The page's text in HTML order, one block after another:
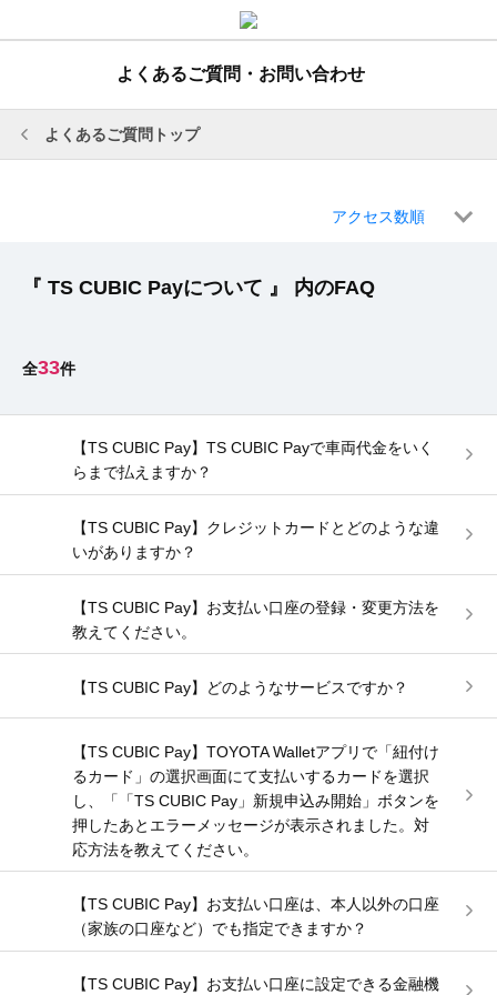
よくあるご質問・お問い合わせ
よくあるご質問トップ
アクセス数順
『 TS CUBIC Payについて 』 内のFAQ
33
【TS CUBIC Pay】TS CUBIC Payで車両代金をいく
らまで払えますか？
【TS CUBIC Pay】クレジットカードとどのような違
いがありますか？
【TS CUBIC Pay】お支払い口座の登録・変更方法を
教えてください。
【TS CUBIC Pay】どのようなサービスですか？
【TS CUBIC Pay】TOYOTA Walletアプリで「紐付け
るカード」の選択画面にて支払いするカードを選択
し、「「TS CUBIC Pay」新規申込み開始」ボタンを
押したあとエラーメッセージが表示されました。対
応方法を教えてください。
【TS CUBIC Pay】お支払い口座は、本人以外の口座
（家族の口座など）でも指定できますか？
【TS CUBIC Pay】お支払い口座に設定できる金融機